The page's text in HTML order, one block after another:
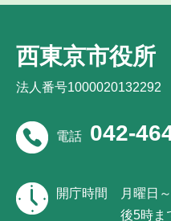
西東京市役所
法人番号1000020132292
電話 042-
開庁時間
月曜日
後5時ま